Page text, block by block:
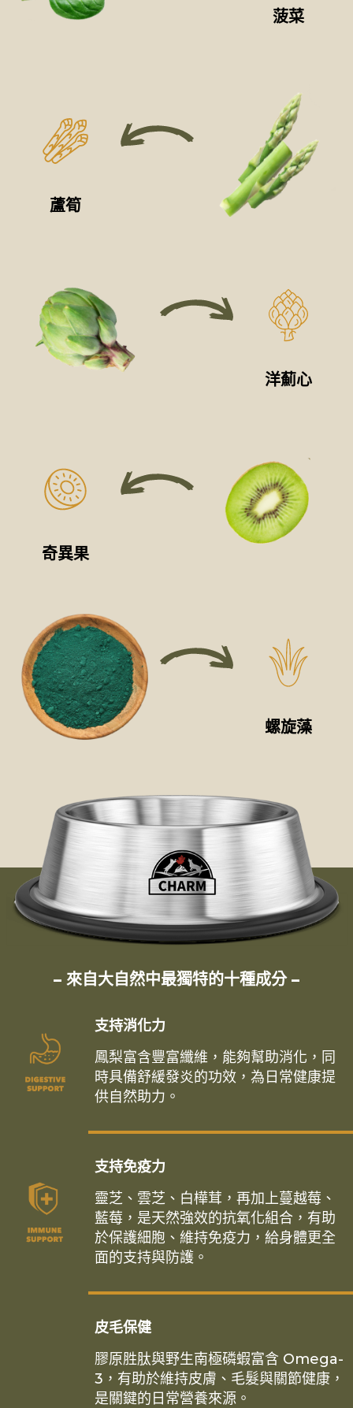
菠菜
蘆筍
洋薊心
奇異果
螺旋藻
– 來自大自然中最獨特的十種成分 –
支持消化力
鳳梨富含豐富纖維，能夠幫助消化，同
時具備舒緩發炎的功效，為日常健康提
供自然助力。
支持免疫力
靈芝、雲芝、白樺茸，再加上蔓越莓、
藍莓，是天然強效的抗氧化組合，有助
於保護細胞、維持免疫力，給身體更全
面的支持與防護。
皮毛保健
膠原胜肽與野生南極磷蝦富含 Omega-
3，有助於維持皮膚、毛髮與關節健康，
是關鍵的日常營養來源。